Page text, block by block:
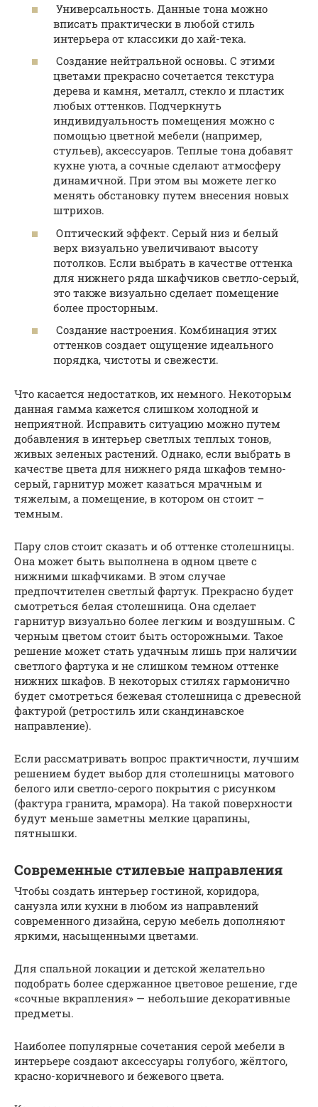
Универсальность. Данные тона можно
вписать практически в любой стиль
интерьера от классики до хай-тека.
Создание нейтральной основы. С этими
цветами прекрасно сочетается текстура
дерева и камня, металл, стекло и пластик
любых оттенков. Подчеркнуть
индивидуальность помещения можно с
помощью цветной мебели (например,
стульев), аксессуаров. Теплые тона добавят
кухне уюта, а сочные сделают атмосферу
динамичной. При этом вы можете легко
менять обстановку путем внесения новых
штрихов.
Оптический эффект. Серый низ и белый
верх визуально увеличивают высоту
потолков. Если выбрать в качестве оттенка
для нижнего ряда шкафчиков светло-серый,
это также визуально сделает помещение
более просторным.
Создание настроения. Комбинация этих
оттенков создает ощущение идеального
порядка, чистоты и свежести.
Что касается недостатков, их немного. Некоторым
данная гамма кажется слишком холодной и
неприятной. Исправить ситуацию можно путем
добавления в интерьер светлых теплых тонов,
живых зеленых растений. Однако, если выбрать в
качестве цвета для нижнего ряда шкафов темно-
серый, гарнитур может казаться мрачным и
тяжелым, а помещение, в котором он стоит –
темным.
Пару слов стоит сказать и об оттенке столешницы.
Она может быть выполнена в одном цвете с
нижними шкафчиками. В этом случае
предпочтителен светлый фартук. Прекрасно будет
смотреться белая столешница. Она сделает
гарнитур визуально более легким и воздушным. С
черным цветом стоит быть осторожными. Такое
решение может стать удачным лишь при наличии
светлого фартука и не слишком темном оттенке
нижних шкафов. В некоторых стилях гармонично
будет смотреться бежевая столешница с древесной
фактурой (ретростиль или скандинавское
направление).
Если рассматривать вопрос практичности, лучшим
решением будет выбор для столешницы матового
белого или светло-серого покрытия с рисунком
(фактура гранита, мрамора). На такой поверхности
будут меньше заметны мелкие царапины,
пятнышки.
Современные стилевые направления
Чтобы создать интерьер гостиной, коридора,
санузла или кухни в любом из направлений
современного дизайна, серую мебель дополняют
яркими, насыщенными цветами.
Для спальной локации и детской желательно
подобрать более сдержанное цветовое решение, где
«сочные вкрапления» — небольшие декоративные
предметы.
Наиболее популярные сочетания серой мебели в
интерьере создают аксессуары голубого, жёлтого,
красно-коричневого и бежевого цвета.